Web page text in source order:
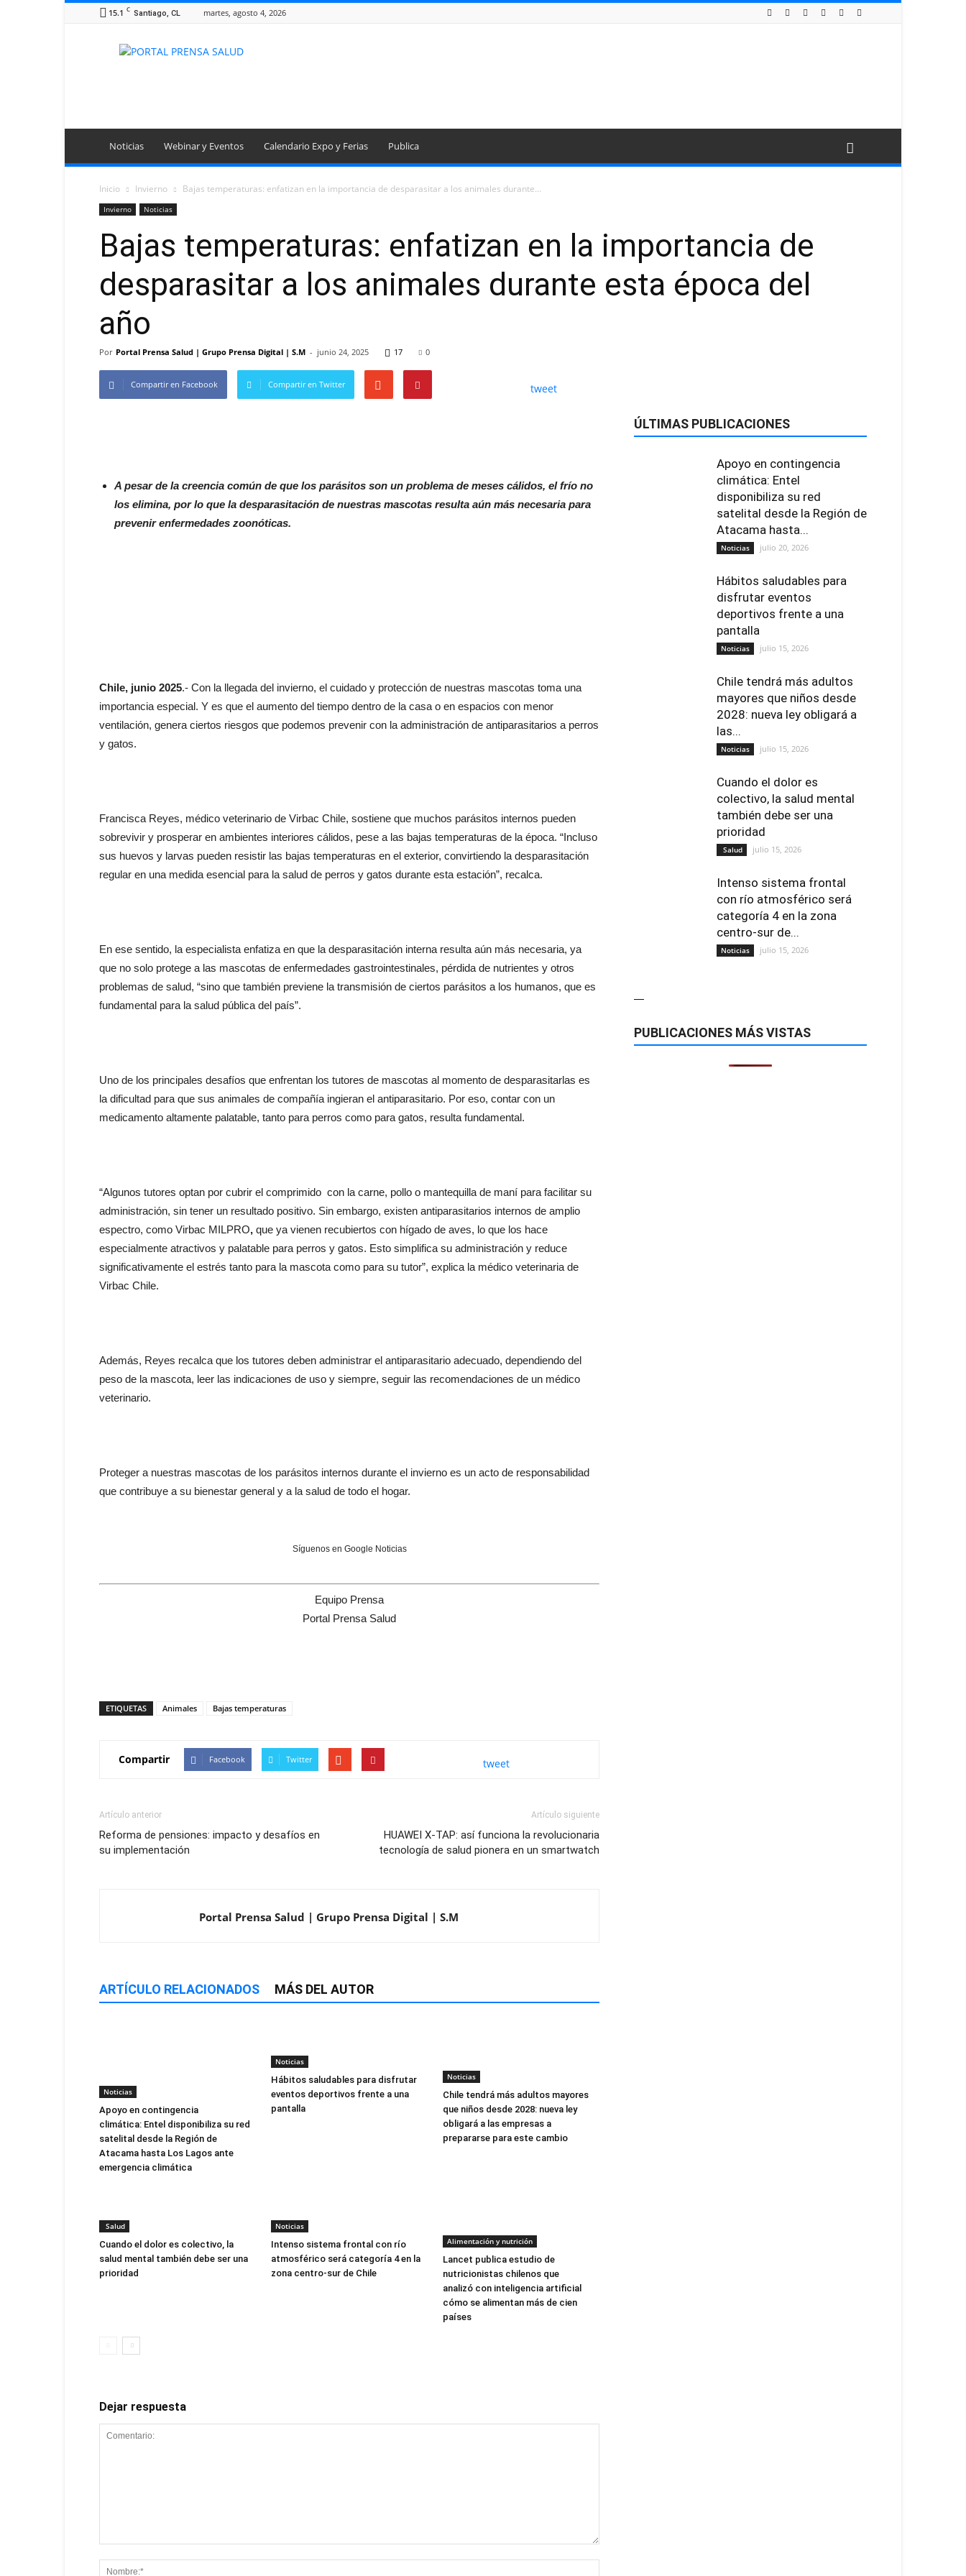
15.1 C Santiago, CL martes, agosto 4, 2026
Portal
Noticias Webinar y Eventos Calendario Expo y Ferias Publica
Inicio Invierno Bajas temperaturas: enfatizan en la importancia de desparasitar a los animales durante...
Invierno Noticias
Bajas temperaturas: enfatizan en la importancia de
desparasitar a los animales durante esta época del
año
Por Portal Prensa Salud | Grupo Prensa Digital | S.M - junio 24, 2025 17 0
Compartir en Facebook Compartir en Twitter tweet
A pesar de la creencia común de que los parásitos son un problema de meses cálidos, el frío no
los elimina, por lo que la desparasitación de nuestras mascotas resulta aún más necesaria para
prevenir enfermedades zoonóticas.
Chile, junio 2025.- Con la llegada del invierno, el cuidado y protección de nuestras mascotas toma una
importancia especial. Y es que el aumento del tiempo dentro de la casa o en espacios con menor
ventilación, genera ciertos riesgos que podemos prevenir con la administración de antiparasitarios a perros
y gatos.
Francisca Reyes, médico veterinario de Virbac Chile, sostiene que muchos parásitos internos pueden
sobrevivir y prosperar en ambientes interiores cálidos, pese a las bajas temperaturas de la época. “Incluso
sus huevos y larvas pueden resistir las bajas temperaturas en el exterior, convirtiendo la desparasitación
regular en una medida esencial para la salud de perros y gatos durante esta estación”, recalca.
En ese sentido, la especialista enfatiza en que la desparasitación interna resulta aún más necesaria, ya
que no solo protege a las mascotas de enfermedades gastrointestinales, pérdida de nutrientes y otros
problemas de salud, “sino que también previene la transmisión de ciertos parásitos a los humanos, que es
fundamental para la salud pública del país”.
Uno de los principales desafíos que enfrentan los tutores de mascotas al momento de desparasitarlas es
la dificultad para que sus animales de compañía ingieran el antiparasitario. Por eso, contar con un
medicamento altamente palatable, tanto para perros como para gatos, resulta fundamental.
“Algunos tutores optan por cubrir el comprimido con la carne, pollo o mantequilla de maní para facilitar su
administración, sin tener un resultado positivo. Sin embargo, existen antiparasitarios internos de amplio
espectro, como Virbac MILPRO, que ya vienen recubiertos con hígado de aves, lo que los hace
especialmente atractivos y palatable para perros y gatos. Esto simplifica su administración y reduce
significativamente el estrés tanto para la mascota como para su tutor”, explica la médico veterinaria de
Virbac Chile.
Además, Reyes recalca que los tutores deben administrar el antiparasitario adecuado, dependiendo del
peso de la mascota, leer las indicaciones de uso y siempre, seguir las recomendaciones de un médico
veterinario.
Proteger a nuestras mascotas de los parásitos internos durante el invierno es un acto de responsabilidad
que contribuye a su bienestar general y a la salud de todo el hogar.
Síguenos en Google Noticias
Equipo Prensa
Portal Prensa Salud
ETIQUETAS Animales Bajas temperaturas
Compartir Facebook Twitter tweet
Artículo anterior
Reforma de pensiones: impacto y desafíos en
su implementación
Artículo siguiente
HUAWEI X-TAP: así funciona la revolucionaria
tecnología de salud pionera en un smartwatch
Portal Prensa Salud | Grupo Prensa Digital | S.M
ARTÍCULO RELACIONADOS MÁS DEL AUTOR
Noticias
Apoyo en contingencia
climática: Entel disponibiliza su red
satelital desde la Región de
Atacama hasta Los Lagos ante
emergencia climática
Noticias
Hábitos saludables para disfrutar
eventos deportivos frente a una
pantalla
Noticias
Chile tendrá más adultos mayores
que niños desde 2028: nueva ley
obligará a las empresas a
prepararse para este cambio
Salud
Cuando el dolor es colectivo, la
salud mental también debe ser una
prioridad
Noticias
Intenso sistema frontal con río
atmosférico será categoría 4 en la
zona centro-sur de Chile
Alimentación y nutrición
Lancet publica estudio de
nutricionistas chilenos que
analizó con inteligencia artificial
cómo se alimentan más de cien
países
Dejar respuesta
ÚLTIMAS PUBLICACIONES
Apoyo en contingencia
climática: Entel
disponibiliza su red
satelital desde la Región de
Atacama hasta...
Noticias julio 20, 2026
Hábitos saludables para
disfrutar eventos
deportivos frente a una
pantalla
Noticias julio 15, 2026
Chile tendrá más adultos
mayores que niños desde
2028: nueva ley obligará a
las...
Noticias julio 15, 2026
Cuando el dolor es
colectivo, la salud mental
también debe ser una
prioridad
Salud julio 15, 2026
Intenso sistema frontal
con río atmosférico será
categoría 4 en la zona
centro-sur de...
Noticias julio 15, 2026
—
PUBLICACIONES MÁS VISTAS